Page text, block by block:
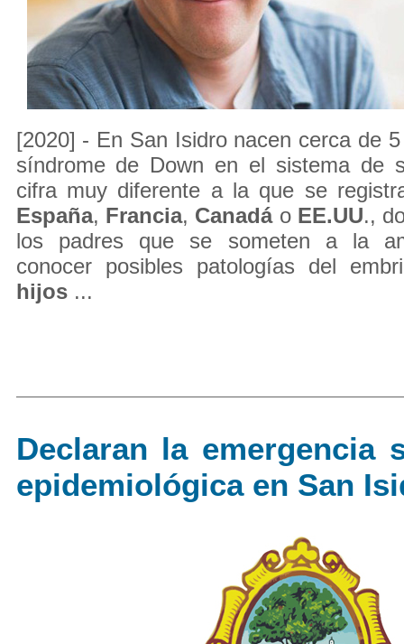
[2020] - En San Isidro nacen cerca de
síndrome de Down en el sistema de
cifra muy diferente a la que se
España, Francia, Canadáo EE.UU.,
los padres que se someten a la
conocer posibles patologías del
hijos...
Declaran la emergencia
epidemiológica en San